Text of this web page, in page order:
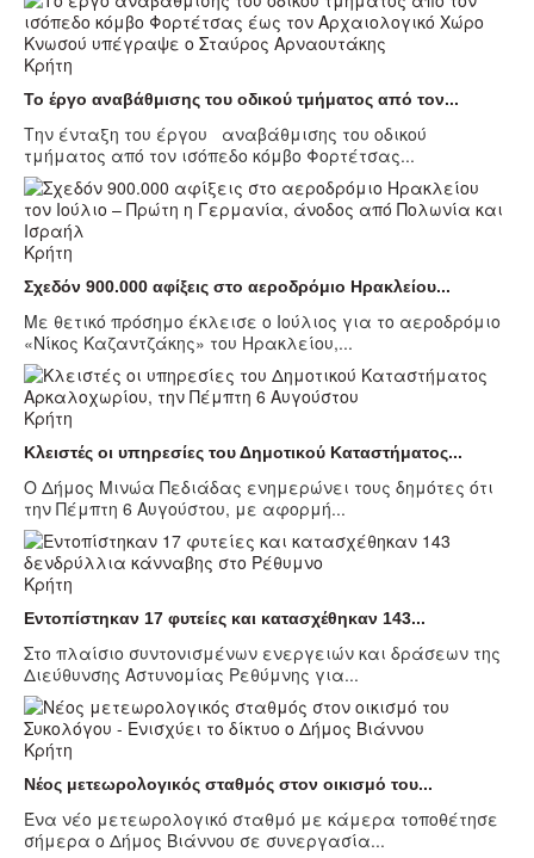
Κρήτη
Το έργο αναβάθμισης του οδικού τμήματος από τον...
Την ένταξη του έργου αναβάθμισης του οδικού
τμήματος από τον ισόπεδο κόμβο Φορτέτσας...
Κρήτη
Σχεδόν 900.000 αφίξεις στο αεροδρόμιο Ηρακλείου...
Με θετικό πρόσημο έκλεισε ο Ιούλιος για το αεροδρόμιο
«Νίκος Καζαντζάκης» του Ηρακλείου,...
Κρήτη
Κλειστές οι υπηρεσίες του Δημοτικού Καταστήματος...
Ο Δήμος Μινώα Πεδιάδας ενημερώνει τους δημότες ότι
την Πέμπτη 6 Αυγούστου, με αφορμή...
Κρήτη
Εντοπίστηκαν 17 φυτείες και κατασχέθηκαν 143...
Στο πλαίσιο συντονισμένων ενεργειών και δράσεων της
Διεύθυνσης Αστυνομίας Ρεθύμνης για...
Κρήτη
Νέος μετεωρολογικός σταθμός στον οικισμό του...
Ένα νέο μετεωρολογικό σταθμό με κάμερα τοποθέτησε
σήμερα ο Δήμος Βιάννου σε συνεργασία...